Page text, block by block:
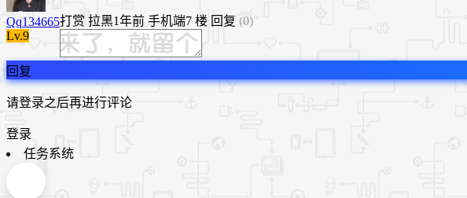
Qq134665
Lv.9
打赏 拉黑1年前 手机端7 楼 回复 (0)
回复
请登录之后再进行评论
登录
任务系统